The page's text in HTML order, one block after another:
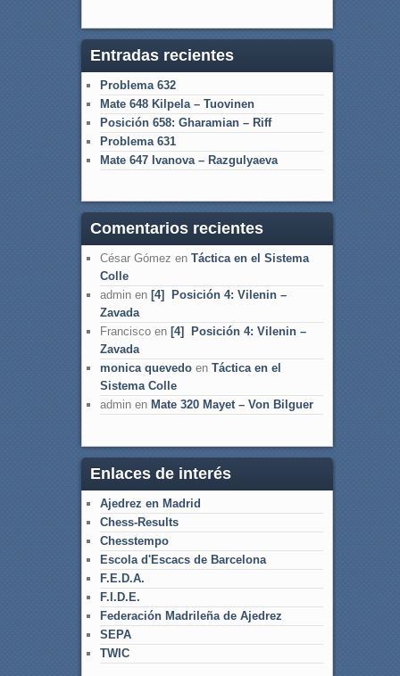
Entradas recientes
Problema 632
Mate 648 Kilpela – Tuovinen
Posición 658: Gharamian – Riff
Problema 631
Mate 647 Ivanova – Razgulyaeva
Comentarios recientes
César Gómez en Táctica en el Sistema
Colle
adminen [4] Posición 4: Vilenin –
Zavada
Franciscoen [4] Posición 4: Vilenin –
Zavada
monica quevedoen Táctica en el
Sistema Colle
adminen Mate 320 Mayet – Von Bilguer
Enlaces de interés
Ajedrez en Madrid
Chess-Results
Chesstempo
Escola d'Escacs de Barcelona
F.E.D.A.
F.I.D.E.
Federación Madrileña de Ajedrez
SEPA
TWIC